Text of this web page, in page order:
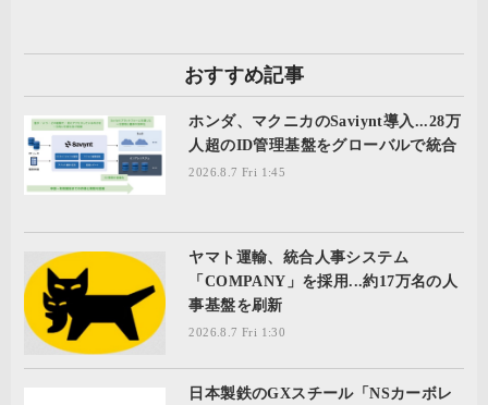
おすすめ記事
ホンダ、マクニカのSaviynt導入...28万
人超のID管理基盤をグローバルで統合
2026.8.7 Fri 1:45
ヤマト運輸、統合人事システム
「COMPANY」を採用...約17万名の人
事基盤を刷新
2026.8.7 Fri 1:30
日本製鉄のGXスチール「NSカーボレ